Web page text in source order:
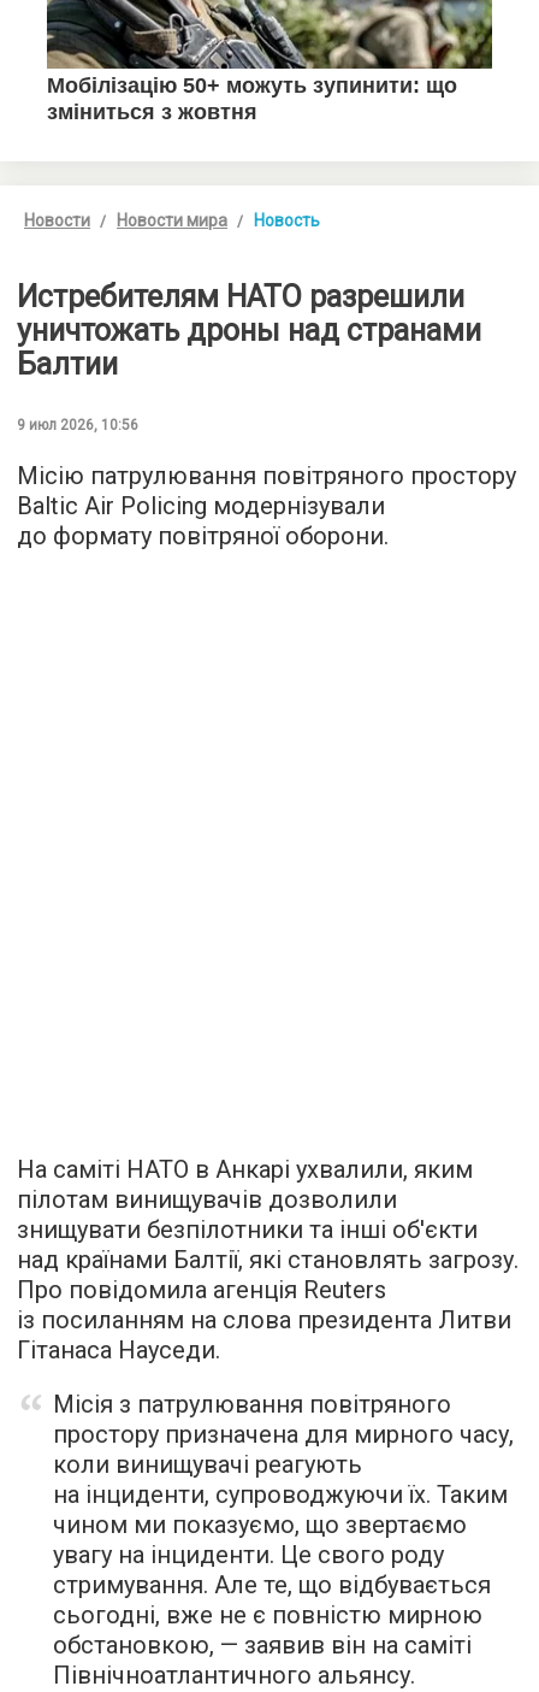
Новости Новости мира Новость
Истребителям НАТО разрешили
уничтожать дроны над странами
Балтии
9 июл 2026, 10:56
Місію патрулювання повітряного простору
Baltic Air Policing модернізували
до формату повітряної оборони.
На саміті НАТО в Анкарі ухвалили, яким
пілотам винищувачів дозволили
знищувати безпілотники та інші об'єкти
над країнами Балтії, які становлять загрозу.
Про повідомила агенція Reuters
із посиланням на слова президента Литви
Гітанаса Науседи.
Місія з патрулювання повітряного
простору призначена для мирного часу,
коли винищувачі реагують
на інциденти, супроводжуючи їх. Таким
чином ми показуємо, що звертаємо
увагу на інциденти. Це свого роду
стримування. Але те, що відбувається
сьогодні, вже не є повністю мирною
обстановкою, — заявив він на саміті
Північноатлантичного альянсу.